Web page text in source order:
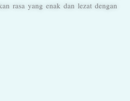
rasa yang enak dan lezat dengan